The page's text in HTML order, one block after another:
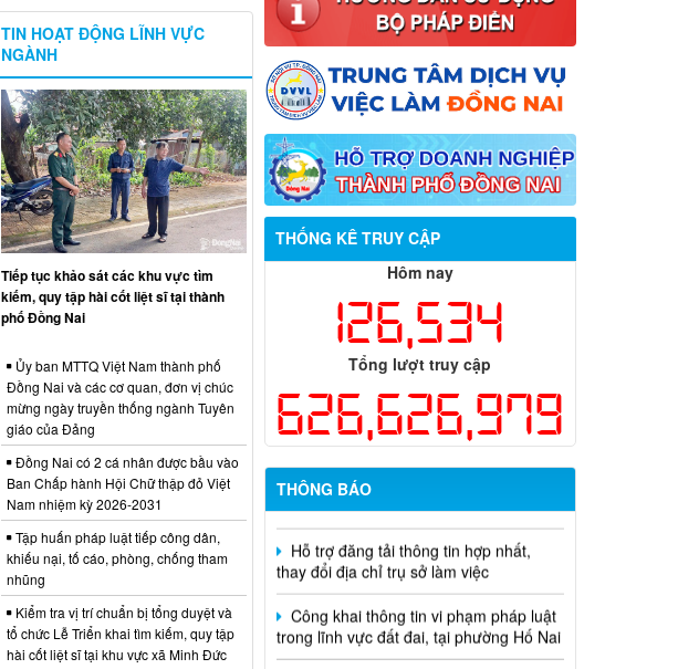
THỐNG KÊ TRUY CẬP
Hôm nay
126,534
Tổng lượt truy cập
626,626,979
THÔNG BÁO
Thông báo về việc tuyển dụng viên
chức năm 2026
Thông báo tuyển chọn tổ chức và cá
nhân chủ trì thực hiện nhiệm vụ khoa
dụng ngân sách nhà nước đặt hàng thực
hiện năm 2026 (đợt 1) lần 3
Kế hoạch Thông tin, tuyên truyền triển
khai Kế hoạch Khám sức khỏe định kỳ
hoặc khám sàng lọc miễn phí ít nhất mỗi
năm một lần cho người dân trên địa bàn
thành phố Đồng Nai
Hỗ trợ đăng tải thông tin hợp nhất,
thay đổi địa chỉ trụ sở làm việc
Công khai thông tin vi phạm pháp luật
trong lĩnh vực đất đai, tại phường Hố Nai
TIN HOẠT ĐỘNG LĨNH VỰC
NGÀNH
Tiếp tục khảo sát các khu vực tìm
kiếm, quy tập hài cốt liệt sĩ tại thành
phố Đồng Nai
Ủy ban MTTQ Việt Nam thành phố
Đồng Nai và các cơ quan, đơn vị chúc
mừng ngày truyền thống ngành Tuyên
giáo của Đảng
Đồng Nai có 2 cá nhân được bầu vào
Ban Chấp hành Hội Chữ thập đỏ Việt
Nam nhiệm kỳ 2026-2031
Tập huấn pháp luật tiếp công dân,
khiếu nại, tố cáo, phòng, chống tham
nhũng
Kiểm tra vị trí chuẩn bị tổng duyệt và
tổ chức Lễ Triển khai tìm kiếm, quy tập
hài cốt liệt sĩ tại khu vực xã Minh Đức